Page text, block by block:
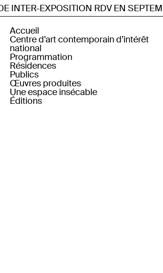
EXPOSITION RDV EN
Accueil
Centre d’art contemporain d’intérêt
national
Programmation
Actuellement
Prochainement
Archives depuis 2019
Archives 2007 — 2019
Résidences
Résidence artiste de la scène
française
Résidence artiste étranger·ère
Publics
Visite pour tou·te·s
Petite enfance
Pédagogie : scolaire et
Œuvres produites
Une espace insécable
Éditions